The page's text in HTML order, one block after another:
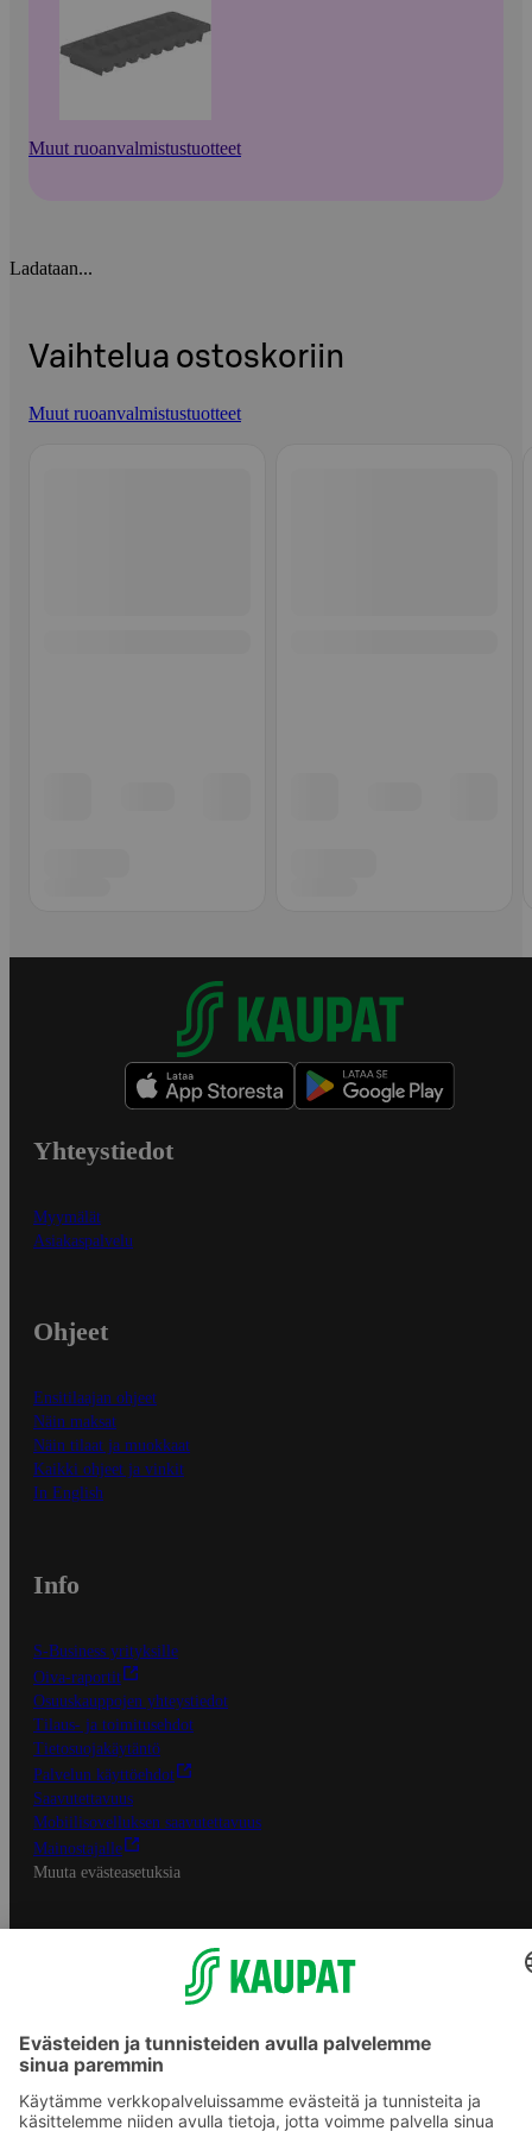
Muut ruoanvalmistustuotteet
Ladataan...
Vaihtelua ostoskoriin
Muut ruoanvalmistustuotteet
Yhteystiedot
Myymälät
Asiakaspalvelu
Ohjeet
Ensitilaajan ohjeet
Näin maksat
Näin tilaat ja muokkaat
Kaikki ohjeet ja vinkit
In English
Info
S-Business yrityksille
Oiva-raportit
Osuuskauppojen yhteystiedot
Tilaus- ja toimitusehdot
Tietosuojakäytäntö
Palvelun käyttöehdot
Saavutettavuus
Mobiilisovelluksen saavutettavuus
Mainostajalle
Muuta evästeasetuksia
S-ryhmän palvelut
S-ryhmä
Asiakasomistajuus
S-ostoslista -sovellus